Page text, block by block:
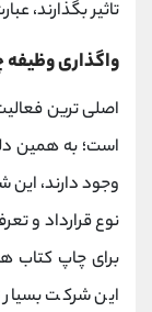
تاثیر بگذارند،
واگذاری
اصلی ترین
است؛ به همین
وجود دارند، این
نوع قرارداد و
برای چاپ کتاب
این شرکت